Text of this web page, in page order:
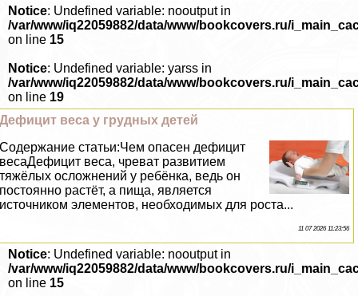
Notice: Undefined variable: nooutput in
/var/www/iq22059882/data/www/bookcovers.ru/
on line 15
Notice: Undefined variable: yarss in
/var/www/iq22059882/data/www/bookcovers.ru/
on line 19
Дефицит веса у грудных детей
Содержание статьи:Чем опасен дефицит
весаДефицит веса, чреват развитием
тяжёлых осложнений у ребёнка, ведь он
постоянно растёт, а пища, является
источником элементов, необходимых для роста...
11 07 2026 11:23:56
Notice: Undefined variable: nooutput in
/var/www/iq22059882/data/www/bookcovers.ru/
on line 15